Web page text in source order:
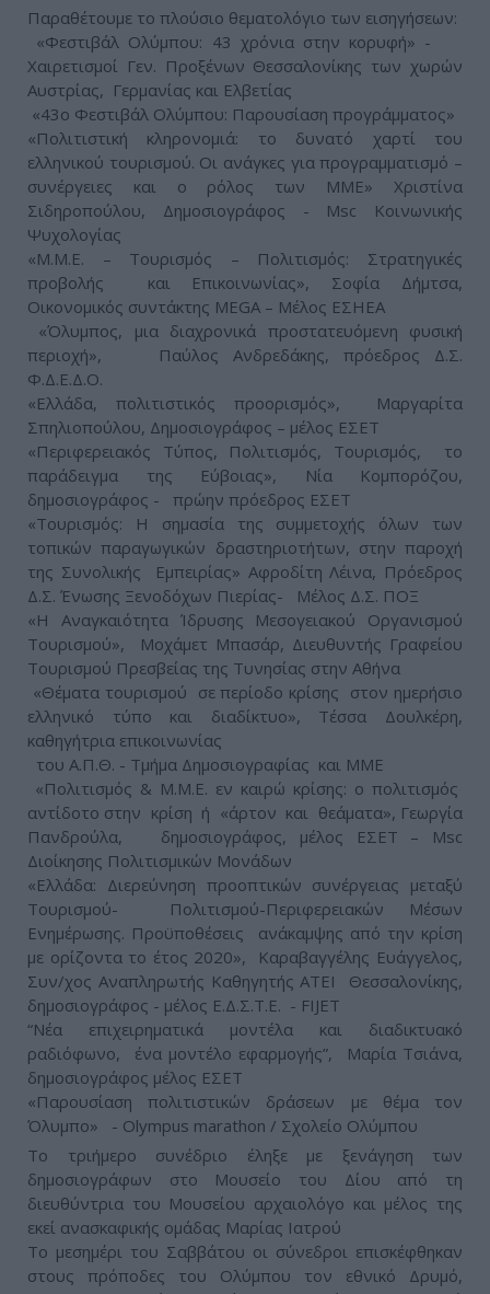
Παραθέτουμε το πλούσιο θεματολόγιο των εισηγήσεων:
«Φεστιβάλ Ολύμπου: 43 χρόνια στην κορυφή» -
Χαιρετισμοί Γεν. Προξένων Θεσσαλονίκης των χωρών
Αυστρίας, Γερμανίας και Ελβετίας
«43ο Φεστιβάλ Ολύμπου: Παρουσίαση προγράμματος»
«Πολιτιστική κληρονομιά: το δυνατό χαρτί του
ελληνικού τουρισμού. Οι ανάγκες για προγραμματισμό –
συνέργειες και ο ρόλος των ΜΜΕ» Χριστίνα
Σιδηροπούλου, Δημοσιογράφος - Msc Κοινωνικής
Ψυχολογίας
«Μ.Μ.Ε. – Τουρισμός – Πολιτισμός: Στρατηγικές
προβολής και Επικοινωνίας», Σοφία Δήμτσα,
Οικονομικός συντάκτης MEGA – Μέλος ΕΣΗΕΑ
«Όλυμπος, μια διαχρονικά προστατευόμενη φυσική
περιοχή», Παύλος Ανδρεδάκης, πρόεδρος Δ.Σ.
Φ.Δ.Ε.Δ.Ο.
«Ελλάδα, πολιτιστικός προορισμός», Μαργαρίτα
Σπηλιοπούλου, Δημοσιογράφος – μέλος ΕΣΕΤ
«Περιφερειακός Τύπος, Πολιτισμός, Τουρισμός, το
παράδειγμα της Εύβοιας», Νία Κομπορόζου,
δημοσιογράφος - πρώην πρόεδρος ΕΣΕΤ
«Τουρισμός: Η σημασία της συμμετοχής όλων των
τοπικών παραγωγικών δραστηριοτήτων, στην παροχή
της Συνολικής Εμπειρίας» Αφροδίτη Λέινα, Πρόεδρος
Δ.Σ. Ένωσης Ξενοδόχων Πιερίας- Μέλος Δ.Σ. ΠΟΞ
«Η Αναγκαιότητα Ίδρυσης Μεσογειακού Οργανισμού
Τουρισμού», Μοχάμετ Μπασάρ, Διευθυντής Γραφείου
Τουρισμού Πρεσβείας της Τυνησίας στην Αθήνα
«Θέματα τουρισμού σε περίοδο κρίσης στον ημερήσιο
ελληνικό τύπο και διαδίκτυο», Τέσσα Δουλκέρη,
καθηγήτρια επικοινωνίας
του Α.Π.Θ. - Τμήμα Δημοσιογραφίας και ΜΜΕ
«Πολιτισμός & Μ.Μ.Ε. εν καιρώ κρίσης: ο πολιτισμός
αντίδοτο στην κρίση ή «άρτον και θεάματα», Γεωργία
Πανδρούλα, δημοσιογράφος, μέλος ΕΣΕΤ – Msc
Διοίκησης Πολιτισμικών Μονάδων
«Ελλάδα: Διερεύνηση προοπτικών συνέργειας μεταξύ
Τουρισμού- Πολιτισμού-Περιφερειακών Μέσων
Ενημέρωσης. Προϋποθέσεις ανάκαμψης από την κρίση
με ορίζοντα το έτος 2020», Καραβαγγέλης Ευάγγελος,
Συν/χος Αναπληρωτής Καθηγητής ΑΤΕΙ Θεσσαλονίκης,
δημοσιογράφος - μέλος Ε.Δ.Σ.Τ.Ε. - FIJET
“Νέα επιχειρηματικά μοντέλα και διαδικτυακό
ραδιόφωνο, ένα μοντέλο εφαρμογής”, Μαρία Τσιάνα,
δημοσιογράφος μέλος ΕΣΕΤ
«Παρουσίαση πολιτιστικών δράσεων με θέμα τον
Όλυμπο» - Olympus marathon / Σχολείο Ολύμπου
Το τριήμερο συνέδριο έληξε με ξενάγηση των
δημοσιογράφων στο Μουσείο του Δίου από τη
διευθύντρια του Μουσείου αρχαιολόγο και μέλος της
εκεί ανασκαφικής ομάδας Μαρίας Ιατρού
Το μεσημέρι του Σαββάτου οι σύνεδροι επισκέφθηκαν
στους πρόποδες του Ολύμπου τον εθνικό Δρυμό,